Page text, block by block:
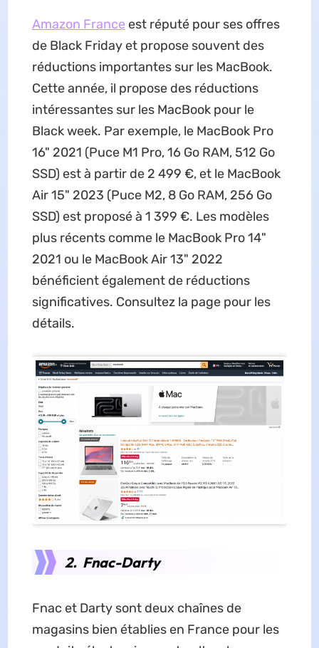
Amazon France est réputé pour ses offres
de Black Friday et propose souvent des
réductions importantes sur les MacBook.
Cette année, il propose des réductions
intéressantes sur les MacBook pour le
Black week. Par exemple, le MacBook Pro
16" 2021 (Puce M1 Pro, 16 Go RAM, 512 Go
SSD) est à partir de 2 499 €, et le MacBook
Air 15" 2023 (Puce M2, 8 Go RAM, 256 Go
SSD) est proposé à 1 399 €. Les modèles
plus récents comme le MacBook Pro 14"
2021 ou le MacBook Air 13" 2022
bénéficient également de réductions
significatives. Consultez la page pour les
détails.
2. Fnac-Darty
Fnac et Darty sont deux chaînes de
magasins bien établies en France pour les